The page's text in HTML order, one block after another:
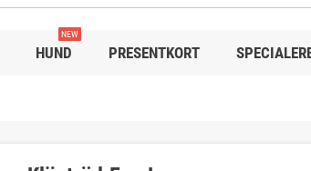
HUND
NEW
PRESENTKORT